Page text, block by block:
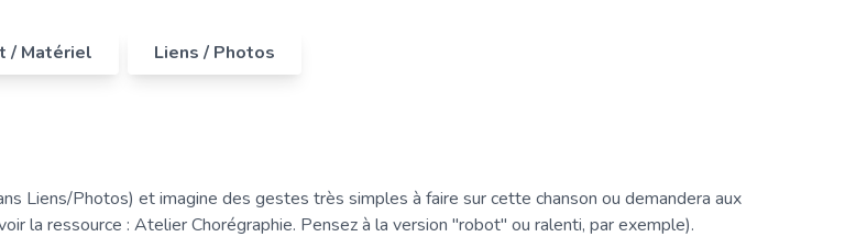
/ Matériel Liens / Photos
Liens/Photos) et imagine des gestes très simples à faire sur cette chanson ou demandera aux
la ressource : Atelier Chorégraphie. Pensez à la version "robot" ou ralenti, par exemple).